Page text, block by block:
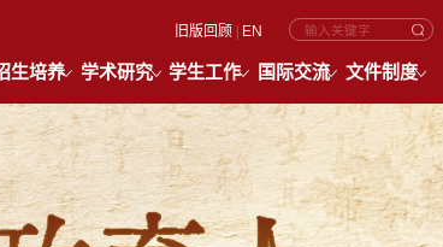
旧版回顾 | EN
生培养 学术研究 学生工作 国际交流 文件制度